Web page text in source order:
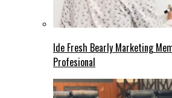
Ide Fresh Bearly Marketing
Profesional